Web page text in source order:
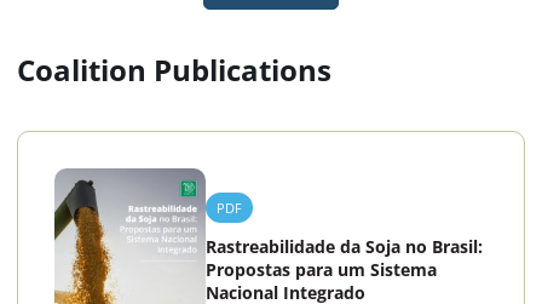
Coalition Publications
PDF
Rastreabilidade da Soja no Brasil:
Propostas para um Sistema
Nacional Integrado